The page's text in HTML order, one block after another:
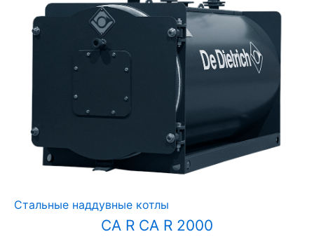
Стальные наддувные котлы
CA R CA R 2000